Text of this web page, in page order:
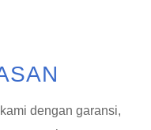
dengan garansi,